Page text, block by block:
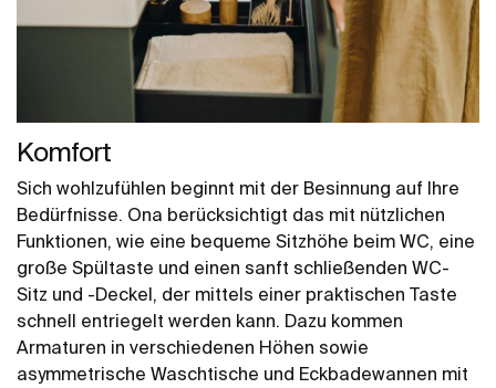
Komfort
Sich wohlzufühlen beginnt mit der Besinnung auf Ihre
Bedürfnisse. Ona berücksichtigt das mit nützlichen
Funktionen, wie eine bequeme Sitzhöhe beim WC, eine
große Spültaste und einen sanft schließenden WC-
Sitz und -Deckel, der mittels einer praktischen Taste
schnell entriegelt werden kann. Dazu kommen
Armaturen in verschiedenen Höhen sowie
asymmetrische Waschtische und Eckbadewannen mit